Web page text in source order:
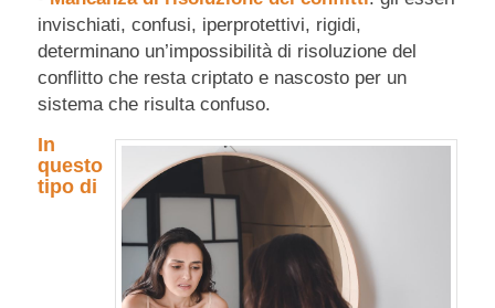
invischiati, confusi, iperprotettivi, rigidi,
determinano un’impossibilità di risoluzione del
conflitto che resta criptato e nascosto per un
sistema che risulta confuso.
In
questo
tipo di